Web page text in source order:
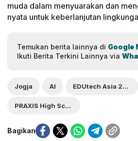
muda dalam menyuarakan dan
nyata untuk keberlanjutan
Temukan berita lainnya di Google
Ikuti Berita Terkini Lainnya via
Jogja AI EDUtech Asia 2025
PRAXIS High School Yogyakarta
Bagikan